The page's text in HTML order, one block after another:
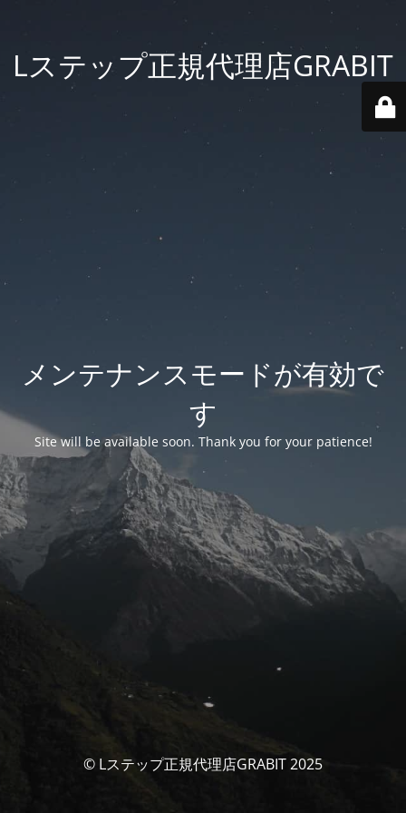
Lステップ正規代理店GRABIT
メンテナンスモードが有効で
す
Site will be available soon. Thank you for your patience!
© Lステップ正規代理店GRABIT 2025